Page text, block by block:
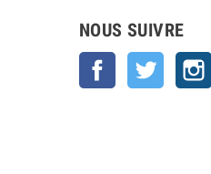
NOUS SUIVRE
Facebook Twitter